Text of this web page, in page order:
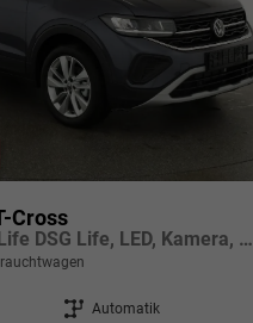
Cross
1.0 TSI 85 kW Life DSG Life, LED, Kamera, ACC, Side, Winter, 17-Zoll, 3-J. Garantie
Getriebe Automatik